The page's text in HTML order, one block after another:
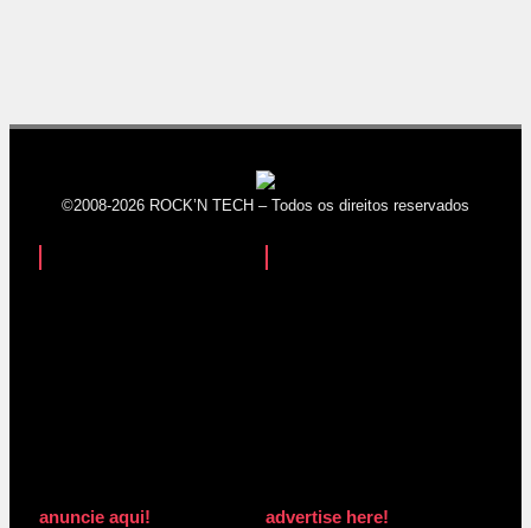
©2008-2026 ROCK’N TECH – Todos os direitos reservados
anuncie aqui! advertise here!